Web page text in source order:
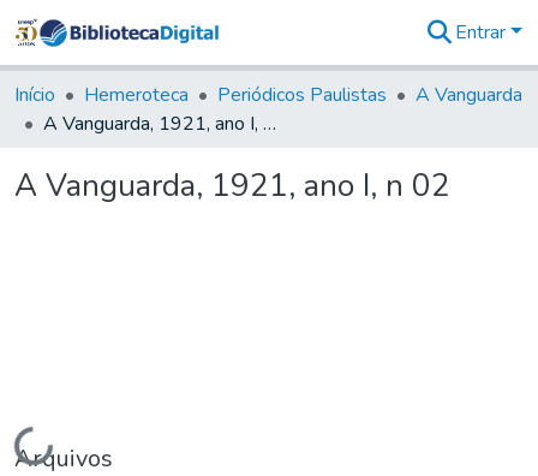
&
Coleções
Tudo na
Digital
Entrar
Início Hemeroteca Periódicos Paulistas
A Vanguarda
A Vanguarda, 1921, ano I, n 02
A Vanguarda, 1921, ano I, n 02
Carregando...
Arquivos